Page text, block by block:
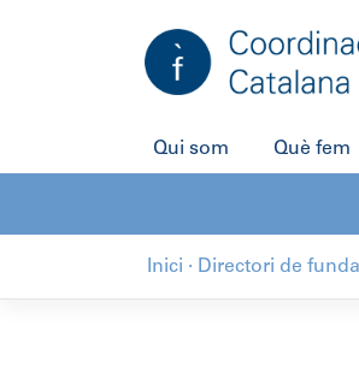
Qui som Què fem
Inici · Directori de